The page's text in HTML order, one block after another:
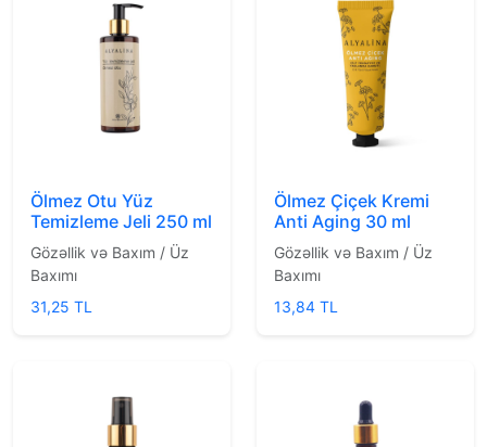
Ölmez Otu Yüz
Temizleme Jeli 250 ml
Gözəllik və Baxım / Üz
Baxımı
31,25 TL
Ölmez Çiçek Kremi
Anti Aging 30 ml
Gözəllik və Baxım / Üz
Baxımı
13,84 TL